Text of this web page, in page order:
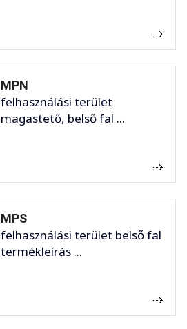
MPN
felhasználási terület
magastető, belső fal ...
MPS
felhasználási terület belső fal
termékleírás ...